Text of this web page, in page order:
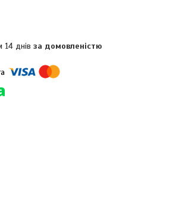
14 днівза домовленістю